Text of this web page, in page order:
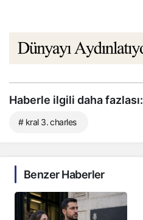
Haberle ilgili daha fazlası:
# kral 3. charles
Benzer Haberler